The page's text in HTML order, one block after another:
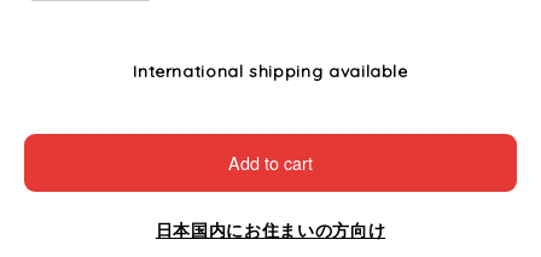
International shipping available
Add to cart
日本国内にお住まいの方向け